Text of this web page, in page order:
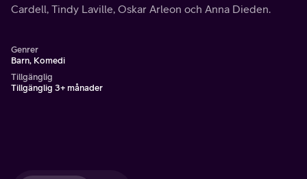
Cardell, Tindy Laville, Oskar Arleon och Anna Dieden.
Genrer
Barn, Komedi
Tillgänglig
Tillgänglig 3+ månader